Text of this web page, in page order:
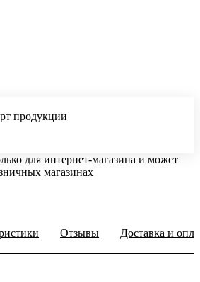
продукции
для интернет-магазина и может
магазинах
Отзывы Доставка и